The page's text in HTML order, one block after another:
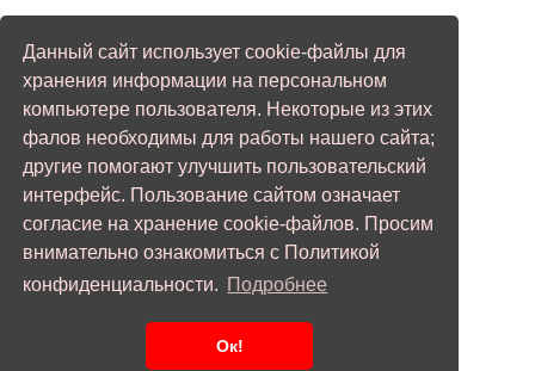
Данный сайт использует cookie-файлы для
хранения информации на персональном
компьютере пользователя. Некоторые из этих
фалов необходимы для работы нашего сайта;
другие помогают улучшить пользовательский
интерфейс. Пользование сайтом означает
согласие на хранение cookie-файлов. Просим
внимательно ознакомиться с Политикой
конфиденциальности. Подробнее
Ок!